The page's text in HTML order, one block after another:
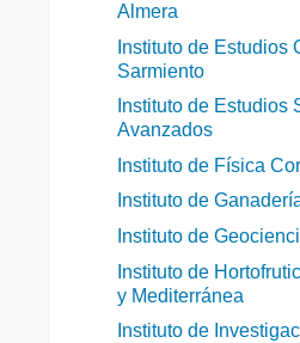
Almera
Instituto de Estudios
Sarmiento
Instituto de Estudios
Avanzados
Instituto de Física
Instituto de
Instituto de
Instituto de
y Mediterránea
Instituto de